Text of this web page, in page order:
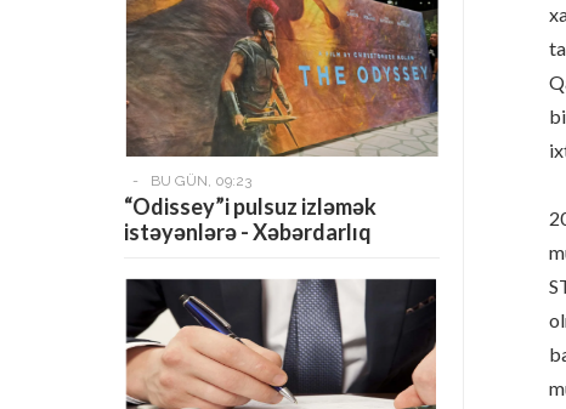
- BU GÜN, 09:23
“Odissey”i pulsuz izləmək
istəyənlərə - Xəbərdarlıq